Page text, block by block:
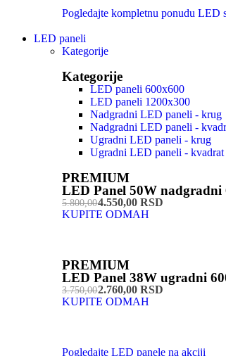
Pogledajte kompletnu ponudu LED
LED paneli
Kategorije
Kategorije
LED paneli 600x600
LED paneli 1200x300
Nadgradni LED paneli - krug
Nadgradni LED paneli -
Ugradni LED paneli - krug
Ugradni LED paneli - kvadrat
PREMIUM
LED Panel 50W nadgradni
5.800,004.550,00 RSD
KUPITE ODMAH
PREMIUM
LED Panel 38W ugradni
3.750,002.760,00 RSD
KUPITE ODMAH
Pogledajte LED panele na akciji